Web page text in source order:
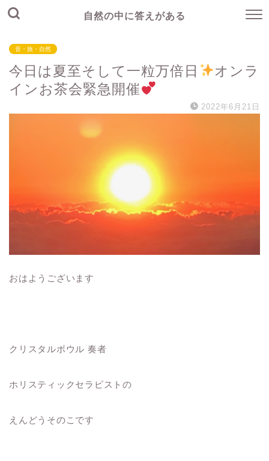
自然の中に答えがある
音・旅・自然
今日は夏至そして一粒万倍日
オンラ
インお茶会緊急開催
2022年6月21日
おはようございます
クリスタルボウル 奏者
ホリスティックセラピストの
えんどうそのこです